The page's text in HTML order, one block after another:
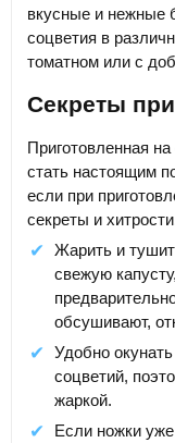
вкусные и нежные
соцветия в
томатном или с
Секреты
Приготовленная
стать настоящим
если при
секреты и
Жарить и
свежую
обсушивают,
Удобно
соцветий,
жаркой.
Если ножки